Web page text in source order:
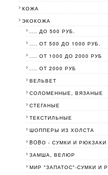
КОЖА
ЭКОКОЖА
.... ДО 500 РУБ.
.... ОТ 500 ДО 1000 РУБ.
.... ОТ 1000 ДО 2000 РУБ
.... ОТ 2000 РУБ
ВЕЛЬВЕТ
СОЛОМЕННЫЕ, ВЯЗАНЫЕ
СТЕГАНЫЕ
ТЕКСТИЛЬНЫЕ
ШОППЕРЫ ИЗ ХОЛСТА
BOBО - СУМКИ И РЮКЗАКИ
ЗАМША, ВЕЛЮР
МИР "ЗАПАТОС"-СУМКИ И